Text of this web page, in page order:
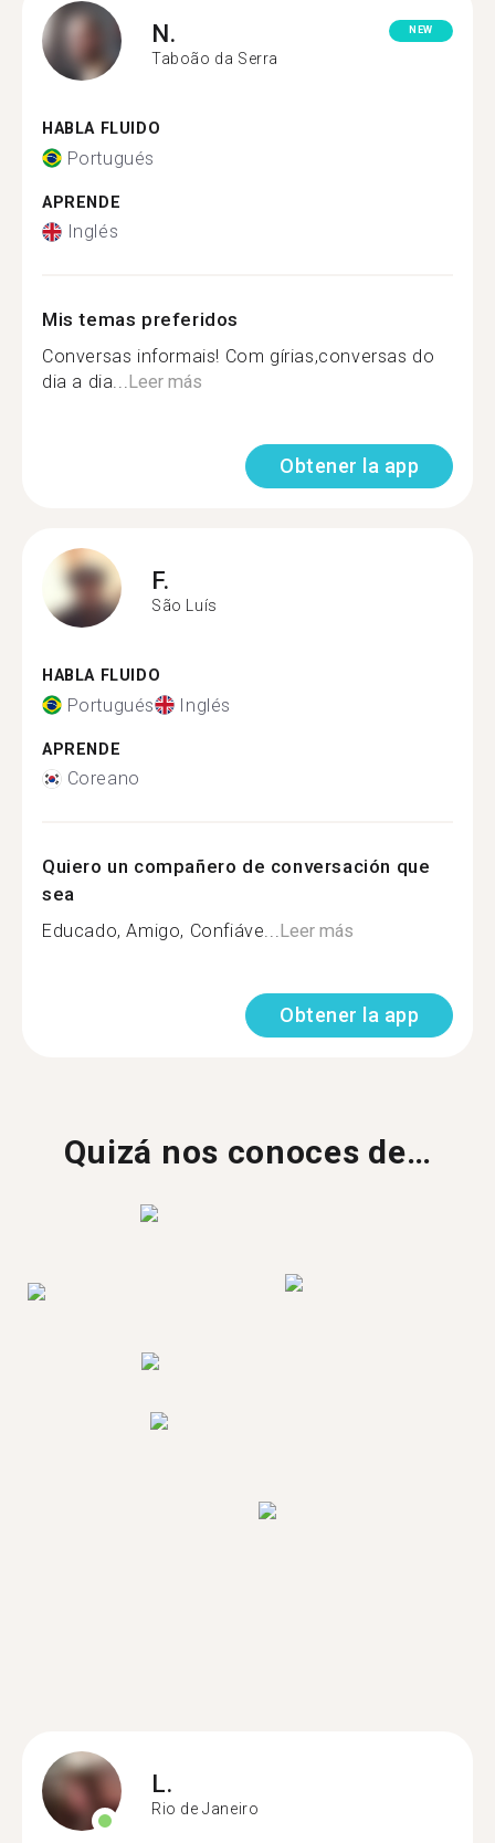
N.
Taboão da Serra
NEW
HABLA FLUIDO
Portugués
APRENDE
Inglés
Mis temas preferidos
Conversas informais! Com gírias,conversas do
dia a dia...Leer más
Obtener la app
F.
São Luís
HABLA FLUIDO
Portugués Inglés
APRENDE
Coreano
Quiero un compañero de conversación que
sea
Educado, Amigo, Confiáve...Leer más
Obtener la app
Quizá nos conoces de…
L.
Rio de Janeiro